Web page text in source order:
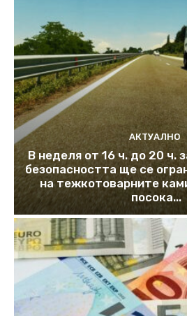
АКТУАЛНО
В неделя от 16 ч. до 20 ч.
безопасността ще се
на тежкотоварните
посока...